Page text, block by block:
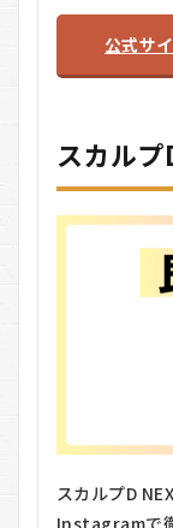
ディ
ショ
ナー
も必
か？
公式サ
スカル
スカルプD
Instagramで